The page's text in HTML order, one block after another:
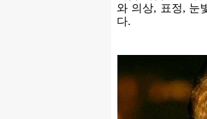
와 의상, 표정, 눈
다.